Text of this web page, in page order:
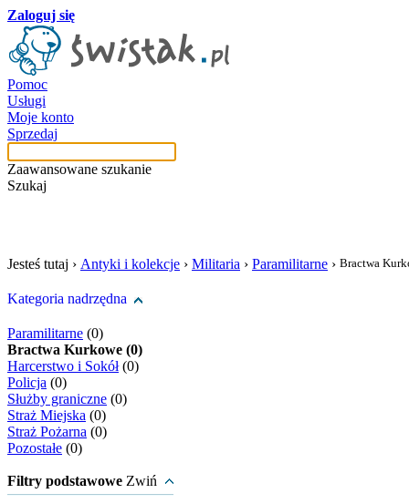
Zaloguj się
Pomoc
Usługi
Moje konto
Sprzedaj
Zaawansowane szukanie
Szukaj
Jesteś tutaj › Antyki i kolekcje › Militaria › Paramilitarne › Bractwa
Kategoria nadrzędna
Paramilitarne (0)
Bractwa Kurkowe (0)
Harcerstwo i Sokół(0)
Policja (0)
Służby graniczne (0)
Straż Miejska (0)
Straż Pożarna (0)
Pozostałe (0)
Filtry podstawowe Zwiń